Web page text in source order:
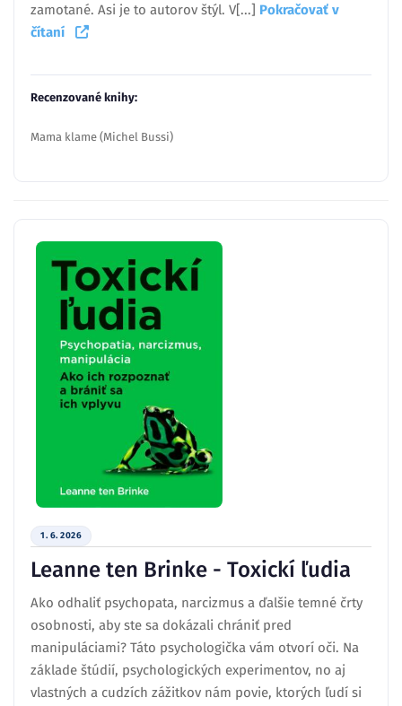
zamotané. Asi je to autorov štýl. V[...] Pokračovať v
čítaní
Recenzované knihy:
Mama klame (Michel Bussi)
1. 6. 2026
Leanne ten Brinke - Toxickí ľudia
Ako odhaliť psychopata, narcizmus a ďalšie temné črty
osobnosti, aby ste sa dokázali chrániť pred
manipuláciami? Táto psychologička vám otvorí oči. Na
základe štúdií, psychologických experimentov, no aj
vlastných a cudzích zážitkov nám povie, ktorých ľudí si